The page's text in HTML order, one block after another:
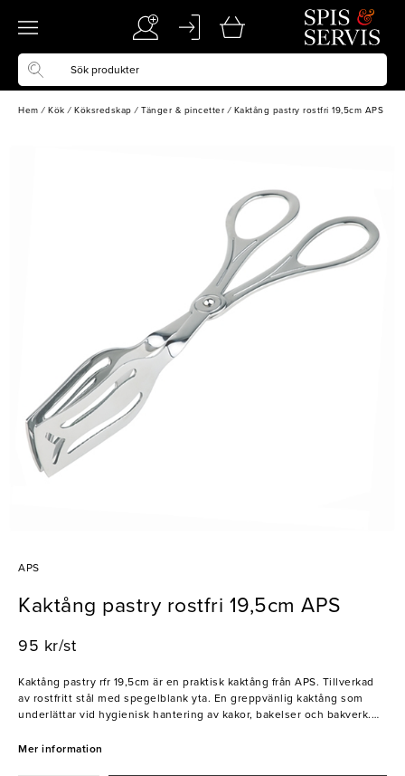
Hem / Kök / Köksredskap / Tänger & pincetter / Kaktång pastry rostfri 19,5cm APS
APS
Kaktång pastry rostfri 19,5cm APS
95 kr/st
Kaktång pastry rfr 19,5cm är en praktisk kaktång från APS. Tillverkad
av rostfritt stål med spegelblank yta. En greppvänlig kaktång som
underlättar vid hygienisk hantering av kakor, bakelser och bakverk.
köksverktyg" innehåller ett brett sortiment av serveringsverktyg &
Mer information